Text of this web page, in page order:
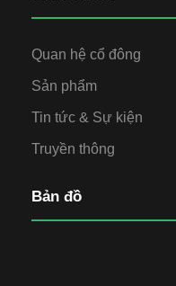
Quan hệ cổ đông
Sản phẩm
Tin tức & Sự kiện
Truyền thông
Bản đồ